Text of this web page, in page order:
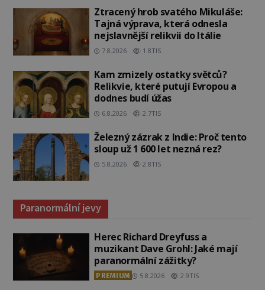
Ztracený hrob svatého Mikuláše:
Tajná výprava, která odnesla
nejslavnější relikvii do Itálie
7.8.2026 1.8TIS
Kam zmizely ostatky světců?
Relikvie, které putují Evropou a
dodnes budí úžas
6.8.2026 2.7TIS
Železný zázrak z Indie: Proč tento
sloup už 1 600 let nezná rez?
5.8.2026 2.8TIS
Paranormální jevy
Herec Richard Dreyfuss a
muzikant Dave Grohl: Jaké mají
paranormální zážitky?
PREMIUM 5.8.2026 2.9TIS